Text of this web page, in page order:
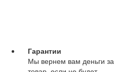
Гарантии
Мы вернем вам деньги за